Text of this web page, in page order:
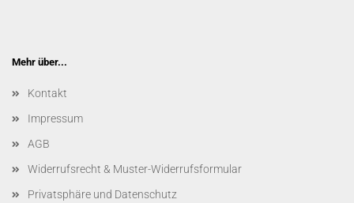
Mehr über...
Kontakt
Impressum
AGB
Widerrufsrecht & Muster-Widerrufsformular
Privatsphäre und Datenschutz